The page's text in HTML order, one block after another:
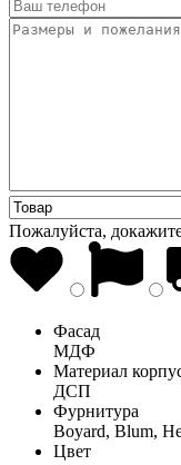
Пожалуйста,
Фасад
МДФ
Материал
ДСП
Фурнитура
Boyard, Blum,
Цвет